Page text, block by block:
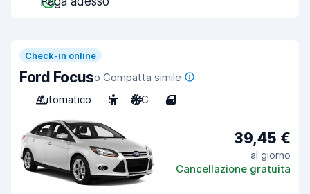
Check-in online
Ford Focuso Compatta simile
Automatico
5 A/C 4
39,45 €
al giorno
Cancellazione gratuita